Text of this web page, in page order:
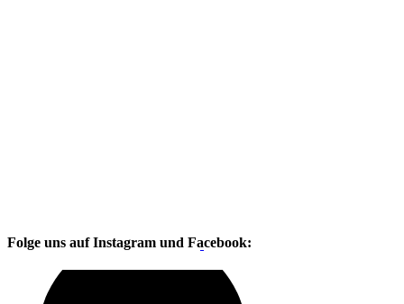
Folge uns auf Instagram und Facebook: